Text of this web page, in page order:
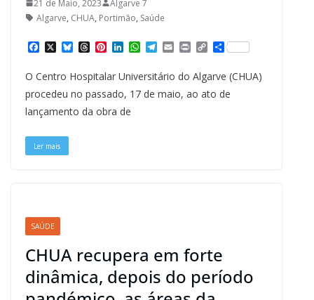
21 de Maio, 2023
Algarve 7
Algarve, CHUA, Portimão, Saúde
a
c
e
b
o
o
X B
u
e
s
k
y
T
h
r
e
a
d
s
P
t
e
r
e
L
n
k
d
I
W
h
t
s
A
T
e
e
g
r
E
m
i
l
P
n
t
C
o
y
L
i
S
h
r
e
O Centro Hospitalar Universitário do Algarve (CHUA)
procedeu no passado, 17 de maio, ao ato de
lançamento da obra de
Ler mais
SAÚDE
CHUA recupera em forte
dinâmica, depois do período